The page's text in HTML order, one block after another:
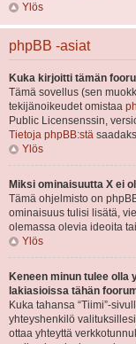
Ylös
phpBB -asiat
Kuka kirjoitti tämän
Tämä sovellus (sen
tekijänoikeudet omistaa
Public Licensenssin,
Tietoja phpBB:stä
Ylös
Miksi ominaisuutta X ei
Tämä ohjelmisto on
ominaisuus tulisi lisätä,
olemassa olevia ideoita
Ylös
Keneen minun tulee
lakiasioissa tähän
Kuka tahansa “Tiimi”-
yhteyshenkilö
ottaa yhteyttä